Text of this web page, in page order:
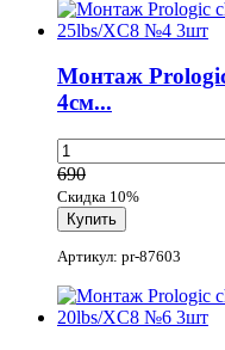
Монтаж
4см...
690
Скидка 10%
Артикул: pr-87603